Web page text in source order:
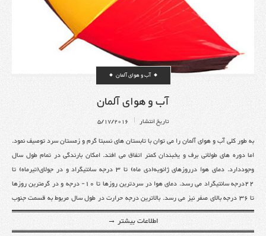
آب و هوای آلمان
آب و هوای آلمان
تاریخ انتشار 5/17/2016
به طور کلی آب و هوای آلمان را می توان با تابستان های نسبتا گرم و زمستان سرد توصیف نمود.
اما دوره های طولانی برف و یخبندان کمتر اتفاق می افتد. امکان بارندگی در تمام طول سال
وجوددارد. دمای هوا درروزهای ژانویه(دی ماه) تا ۳ درجه سانتیگراد و در جولای(تیرماه) تا
۲۲درجه سانتیگراد می رسد. دمای هوا در سردترین روزها تا ۱۰- درجه و در گرمترین روزها
تا ۳۶ درجه بالای صفر نیز می رسد. بالاترین درجه حرارت در طول سال مربوط به قسمت جنوب
غربی آلمان است که تقریبا آب و هوایی مدیترانه ای دارد. بهترین زمان برای اسکی در این کشور
نیز بین ماه های دسامبر تا اواخر مارس است.اطلاعات بیشتر →